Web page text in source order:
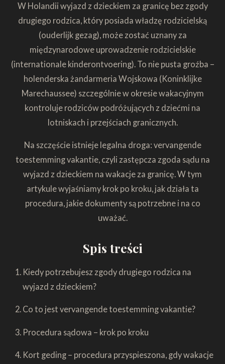
W Holandii wyjazd z dzieckiem za granicę bez zgody
drugiego rodzica, który posiada władzę rodzicielską
(ouderlijk gezag), może zostać uznany za
międzynarodowe uprowadzenie rodzicielskie
(internationale kinderontvoering). To nie pusta groźba –
holenderska żandarmeria Wojskowa (Koninklijke
Marechaussee) szczególnie w okresie wakacyjnym
kontroluje rodziców podróżujących z dziećmi na
lotniskach i przejściach granicznych.
Na szczęście istnieje legalna droga: vervangende
toestemming vakantie, czyli zastępcza zgoda sądu na
wyjazd z dzieckiem na wakacje za granicę. W tym
artykule wyjaśniamy krok po kroku, jak działa ta
procedura, jakie dokumenty są potrzebne i na co
uważać.
Spis treści
Kiedy potrzebujesz zgody drugiego rodzica na
wyjazd z dzieckiem?
Co to jest vervangende toestemming vakantie?
Procedura sądowa – krok po kroku
Kort geding – procedura przyspieszona, gdy wakacje